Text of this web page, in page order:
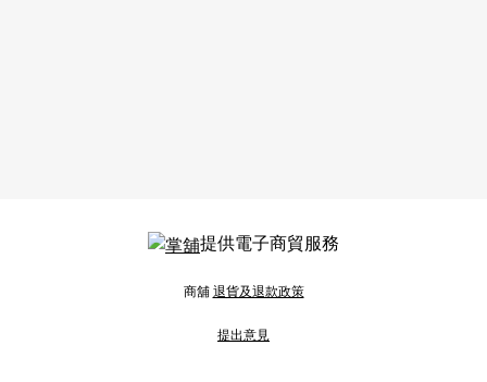
提供電子商貿服務
商舖退貨及退款政策
提出意見